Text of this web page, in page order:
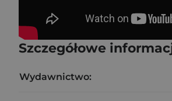
Szczegółowe
Wydawnictwo: